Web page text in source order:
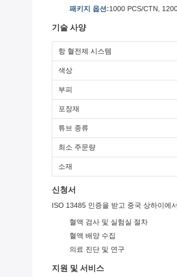
패키지 옵션:1000 PCS/CTN,
기술 사양
항 혈전제 시스템
색상
부피
포장재
튜브 종류
최소 주문량
소재
신청서
ISO 13485 인증을 받고 중국 상하이에
혈액 검사 및 실험실 절차
혈액 배양 수집
의료 진단 및 연구
지원 및 서비스